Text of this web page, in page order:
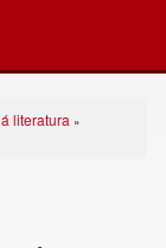
literatura »